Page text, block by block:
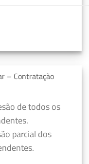
– Contratação
de todos os
parcial dos